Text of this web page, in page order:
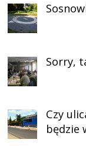
Sorry,
Czy
będzie